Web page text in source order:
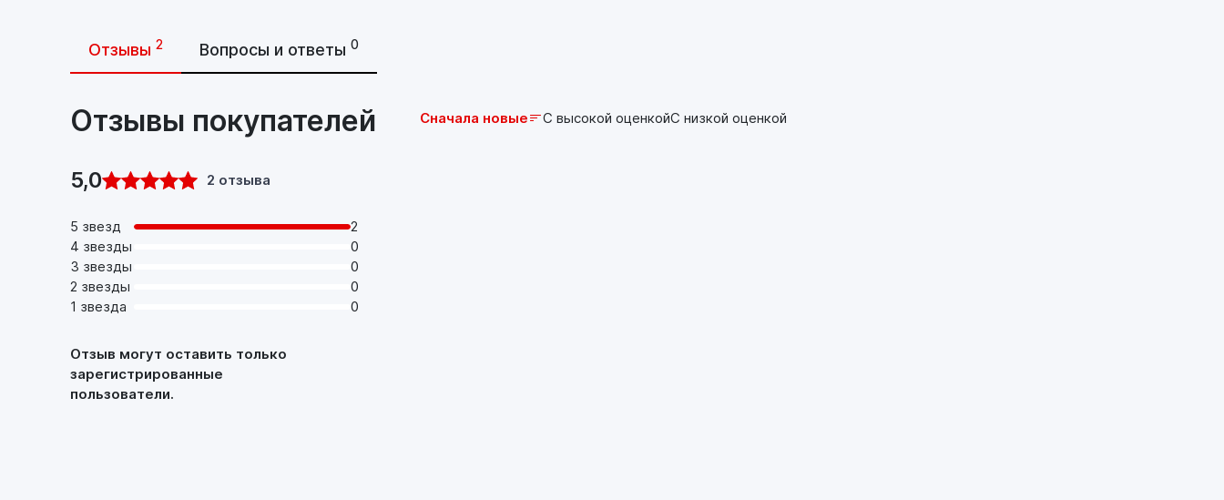
Отзывы 2 Вопросы и ответы 0
Отзывы покупателей
5,0 2 отзыва
5 звезд
2
4 звезды
0
3 звезды
0
2 звезды
0
1 звезда
0
Отзыв могут оставить только
зарегистрированные
пользователи.
Сначала новые С высокой оценкойС низкой оценкой